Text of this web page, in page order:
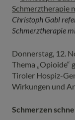
Christoph Gabl
Schmerztherapie
Donnerstag, 12.
Thema „Opioide“
Tiroler Hospiz-
Wirkungen und
Schmerzen